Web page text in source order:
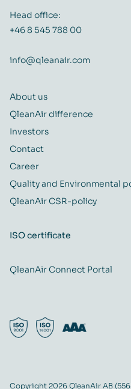
Head office:
+46 8 545 788 00
info@qleanair.com
About us
QleanAir difference
Investors
Contact
Career
Quality and Environmental
QleanAir CSR-policy
ISO certificate
QleanAir Connect Portal
Copyright 2026 QleanAir AB